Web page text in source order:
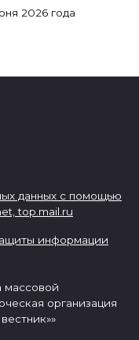
2026 года
данных с помощью
top.mail.ru
информации
массовой
организация